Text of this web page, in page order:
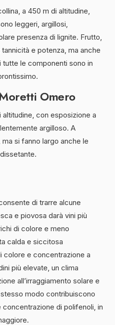
a 450 m di altitudine,
leggeri, argillosi,
presenza di lignite. Frutto,
e potenza, ma anche
tutte le componenti sono in
Omero
con esposizione a
argilloso. A
si fanno largo anche le
di trarre alcune
e piovosa darà vini più
di colore e meno
calda e siccitosa
colore e concentrazione a
più elevate, un clima
all’irraggiamento solare e
modo contribuiscono
concentrazione di polifenoli, in